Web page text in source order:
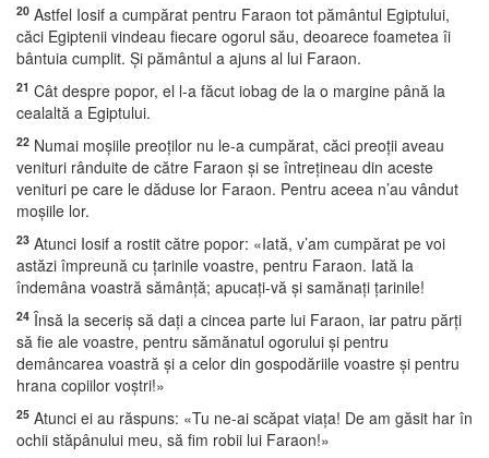
20 Astfel Iosif a cumpărat pentru Faraon tot pământul Egiptului,
căci Egiptenii vindeau fiecare ogorul său, deoarece foametea îi
bântuia cumplit. Şi pământul a ajuns al lui Faraon.
21 Cât despre popor, el l-a făcut iobag de la o margine până la
cealaltă a Egiptului.
22 Numai moşiile preoţilor nu le-a cumpărat, căci preoţii aveau
venituri rânduite de către Faraon şi se întreţineau din aceste
venituri pe care le dăduse lor Faraon. Pentru aceea n’au vândut
moşiile lor.
23 Atunci Iosif a rostit către popor: «Iată, v’am cumpărat pe voi
astăzi împreună cu ţarinile voastre, pentru Faraon. Iată la
îndemâna voastră sămânţă; apucaţi-vă şi samănaţi ţarinile!
24 Însă la seceriş să daţi a cincea parte lui Faraon, iar patru părţi
să fie ale voastre, pentru sămănatul ogorului şi pentru
demâncarea voastră şi a celor din gospodăriile voastre şi pentru
hrana copiilor voştri!»
25 Atunci ei au răspuns: «Tu ne-ai scăpat viaţa! De am găsit har în
ochii stăpânului meu, să fim robii lui Faraon!»